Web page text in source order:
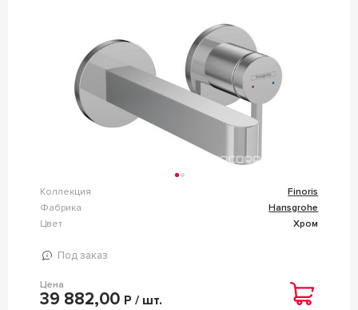
Коллекция
Finoris
Фабрика
Hansgrohe
Цвет
Хром
Под заказ
Цена
39 882,00 Р / шт.